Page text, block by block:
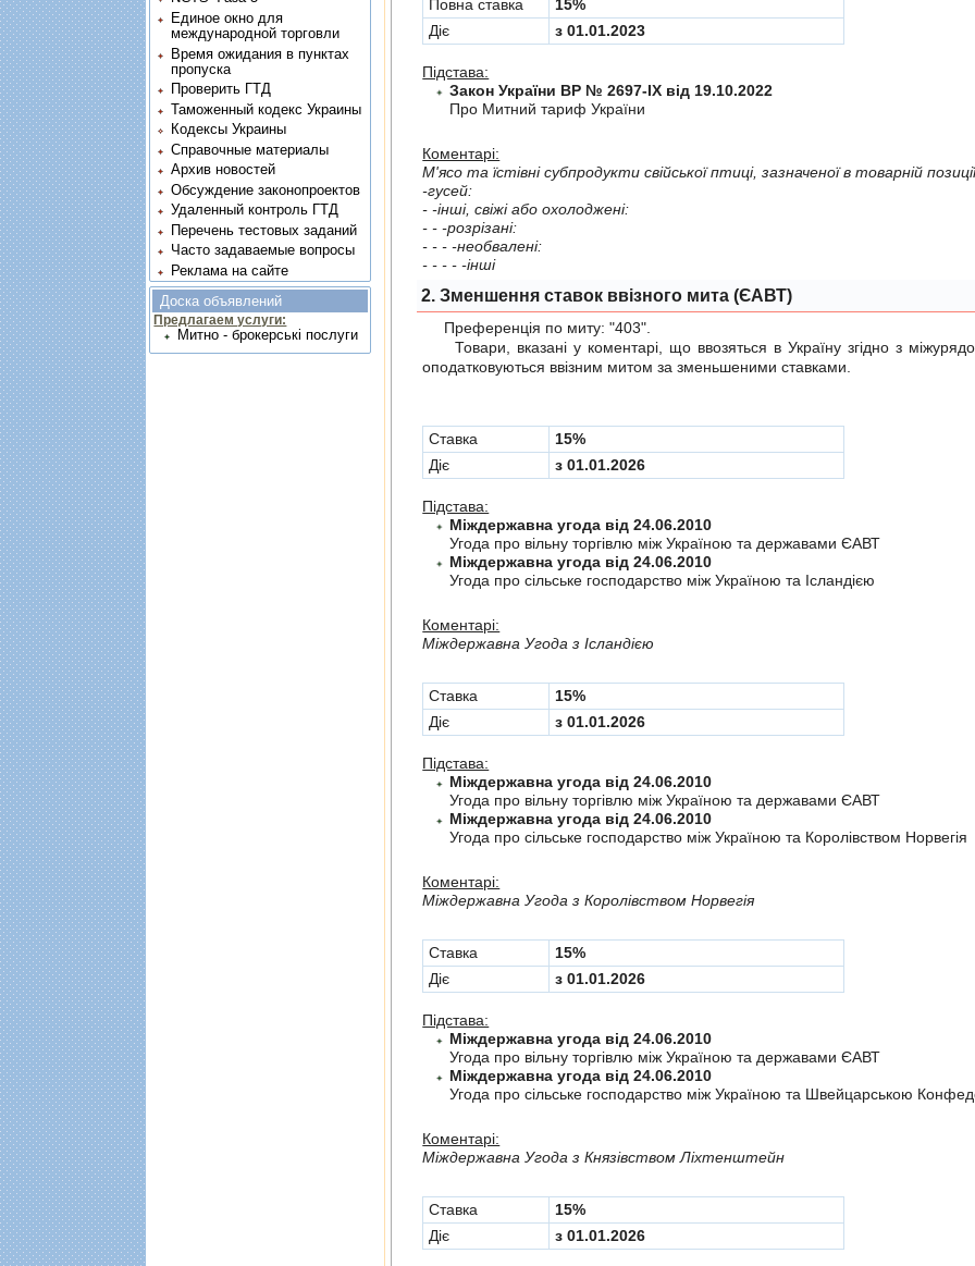
Повна ставка
15%
Діє
з 01.01.2023
Підстава:
Закон України ВР № 2697-IX від 19.10.2022
Про Митний тариф України
Коментарі:
-гусей:
- -iншi, свiжi або охолодженi:
- - -розрiзанi:
- - - -необваленi:
- - - - -iншi
2. Зменшення ставок ввізного мита (ЄАВТ)
Преференція по миту:"403"
Товари, вказані у коментарі, що ввозяться в Україну згiдно з
оподатковуються ввізним митом за зменьшеними ставками.
Cтавка
15%
Діє
з 01.01.2026
Підстава:
Міждержавна угода від 24.06.2010
Угода про вiльну торгiвлю мiж Україною та державами ЄАВТ
Міждержавна угода від 24.06.2010
Угода про сiльське господарство мiж Україною та Iсландiєю
Коментарі:
Мiждержавна Угода з Ісландією
Cтавка
15%
Діє
з 01.01.2026
Підстава:
Міждержавна угода від 24.06.2010
Угода про вiльну торгiвлю мiж Україною та державами ЄАВТ
Міждержавна угода від 24.06.2010
Угода про сiльське господарство мiж Україною та Королiвством Норвегiя
Коментарі:
Мiждержавна Угода з Королiвством Норвегія
Cтавка
15%
Діє
з 01.01.2026
Підстава:
Міждержавна угода від 24.06.2010
Угода про вiльну торгiвлю мiж Україною та державами ЄАВТ
Міждержавна угода від 24.06.2010
Угода про сiльське господарство мiж Україною та Швейцарською
Коментарі:
Мiждержавна Угода з Князiвством Лiхтенштейн
Cтавка
15%
Діє
з 01.01.2026
Единое окно для
международной торговли
Время ожидания в пунктах
пропуска
Проверить ГТД
Таможенный кодекс Украины
Кодексы Украины
Справочные материалы
Архив новостей
Обсуждение законопроектов
Удаленный контроль ГТД
Перечень тестовых заданий
Часто задаваемые вопросы
Реклама на сайте
Доска объявлений
Предлагаем услуги:
Митно - брокерські послуги